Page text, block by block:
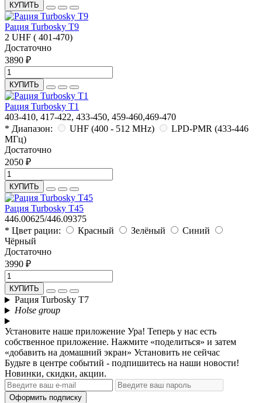
КУПИТЬ
Рация Turbosky T9
2 UHF ( 401-470)
Достаточно
3890 ₽
КУПИТЬ
Рация Turbosky T1
403-410, 417-422, 433-450, 459-460,469-470
* Диапазон:
UHF (400 - 512 MHz)
LPD-PMR (433-446
МГц)
Достаточно
2050 ₽
КУПИТЬ
Рация Turbosky T45
446.00625/446.09375
* Цвет рации:
Красный Зелёный
Синий
Чёрный
Достаточно
3990 ₽
КУПИТЬ
Рация Turbosky T7
Holse group
Установите наше приложение Ура! Теперь у нас есть
собственное приложение. Нажмите «поделиться» и затем
«добавить на домашний экран» Установить не сейчас
Будьте в центре событий - подпишитесь на наши новости!
Новинки, скидки, акции.
Оформить подписку